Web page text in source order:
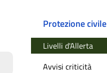
Protezione civile
Livelli d'Allerta
Avvisi criticità